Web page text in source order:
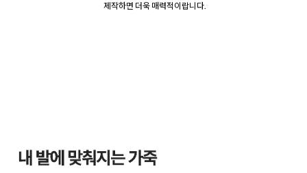
제작하면 더욱 매력적이랍니다.